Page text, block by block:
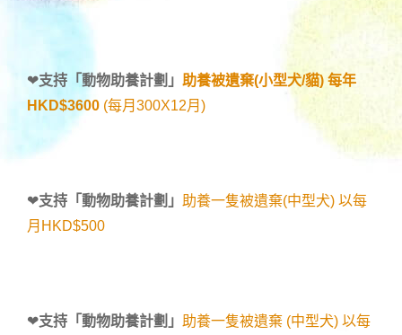
❤支持「動物助養計劃 」 助養被遺棄(小型犬/貓) 每年
HKD$3600 (每月300X12月)
❤支持「動物助養計劃 」 助養一隻被遺棄(中型犬) 以每
月HKD$500
❤支持「動物助養計劃 」 助養一隻被遺棄 (中型犬) 以每